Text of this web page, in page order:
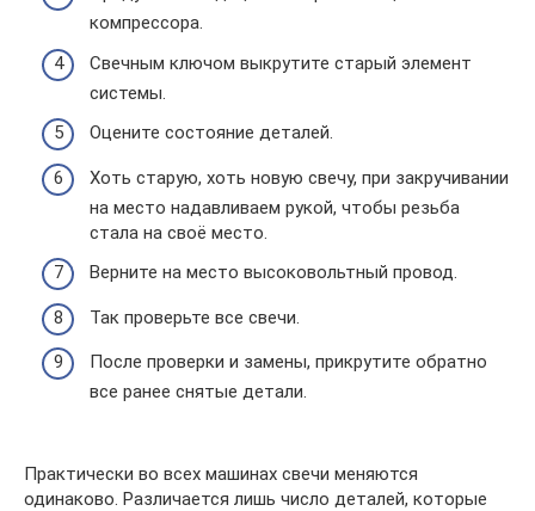
компрессора.
Свечным ключом выкрутите старый элемент
системы.
Оцените состояние деталей.
Хоть старую, хоть новую свечу, при закручивании
на место надавливаем рукой, чтобы резьба
стала на своё место.
Верните на место высоковольтный провод.
Так проверьте все свечи.
После проверки и замены, прикрутите обратно
все ранее снятые детали.
Практически во всех машинах свечи меняются
одинаково. Различается лишь число деталей, которые